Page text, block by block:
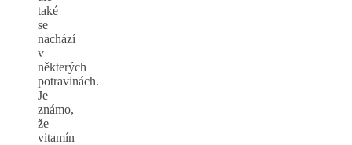
také
se
nachází
v
některých
potravinách.
Je
známo,
že
vitamín